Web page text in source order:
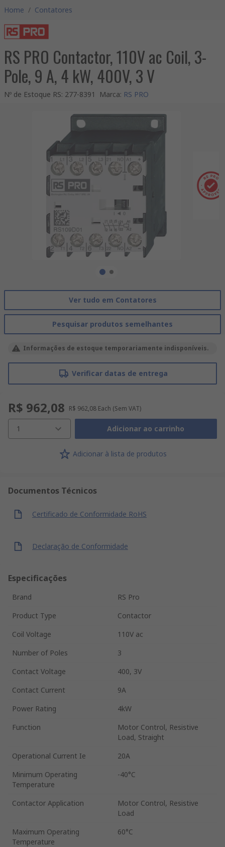
Home / Contatores
RS PRO Contactor, 110V ac Coil, 3-
Pole, 9 A, 4 kW, 400V, 3 V
Nº de Estoque RS: 277-8391 Marca: RS PRO
Ver tudo em Contatores
Pesquisar produtos semelhantes
Informações de estoque temporariamente indisponíveis.
Verificar datas de entrega
R$ 962,08 R$ 962,08 Each (Sem VAT)
1 Adicionar ao carrinho
Adicionar à lista de produtos
Documentos Técnicos
Certificado de Conformidade RoHS
Declaração de Conformidade
Especificações
Brand
RS Pro
Product Type
Contactor
Coil Voltage
110V ac
Number of Poles
3
Contact Voltage
400, 3V
Contact Current
9A
Power Rating
4kW
Function
Motor Control, Resistive
Load, Straight
Operational Current Ie
20A
Minimum Operating
Temperature
-40°C
Contactor Application
Motor Control, Resistive
Load
Maximum Operating
Temperature
60°C